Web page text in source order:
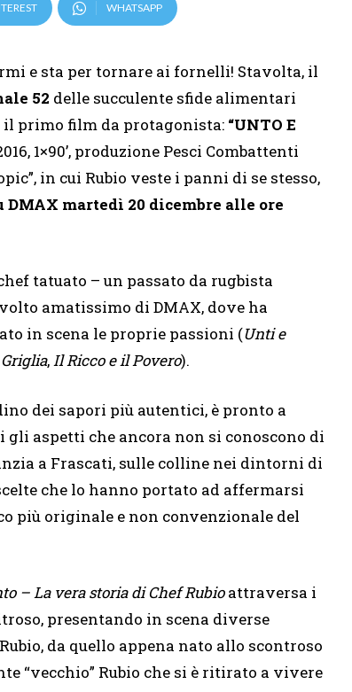
WHATSAPP
e sta per tornare ai fornelli! Stavolta, il
52 delle succulente sfide alimentari
primo film da protagonista: “UNTO E
1×90’, produzione Pesci Combattenti
in cui Rubio veste i panni di se stesso,
martedì 20 dicembre alle ore
tatuato – un passato da rugbista
amatissimo di DMAX, dove ha
in scena le proprie passioni (Unti e
,Il Ricco e il Povero).
dei sapori più autentici, è pronto a
gli aspetti che ancora non si conoscono di
a Frascati, sulle colline nei dintorni di
che lo hanno portato ad affermarsi
più originale e non convenzionale del
– La vera storia di Chef Rubioattraversa i
presentando in scena diverse
da quello appena nato allo scontroso
“vecchio” Rubio che si è ritirato a vivere